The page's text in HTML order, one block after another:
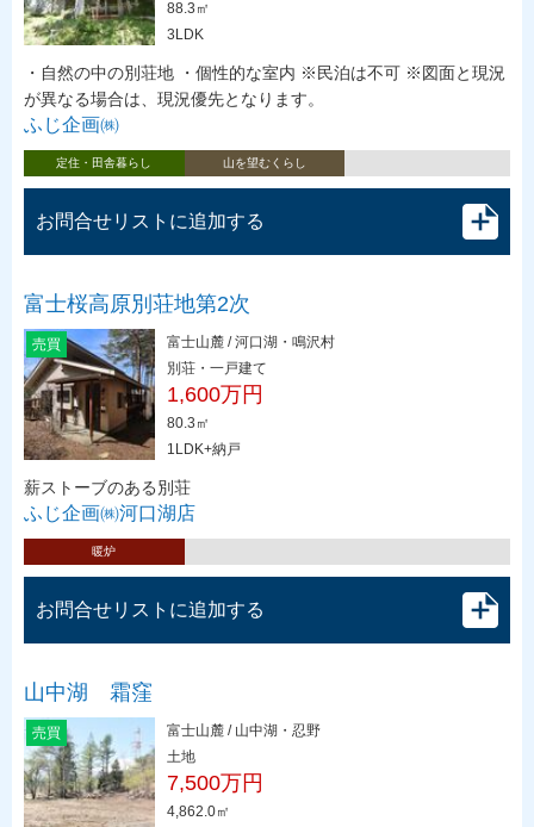
88.3㎡
3LDK
・自然の中の別荘地 ・個性的な室内 ※民泊は不可 ※図面と現況
が異なる場合は、現況優先となります。
ふじ企画㈱
定住・田舎暮らし 山を望むくらし
お問合せリストに追加する
富士桜高原別荘地第2次
売買
富士山麓 / 河口湖・鳴沢村
別荘・一戸建て
1,600万円
80.3㎡
1LDK+納戸
薪ストーブのある別荘
ふじ企画㈱河口湖店
暖炉
お問合せリストに追加する
山中湖 霜窪
売買
富士山麓 / 山中湖・忍野
土地
7,500万円
4,862.0㎡